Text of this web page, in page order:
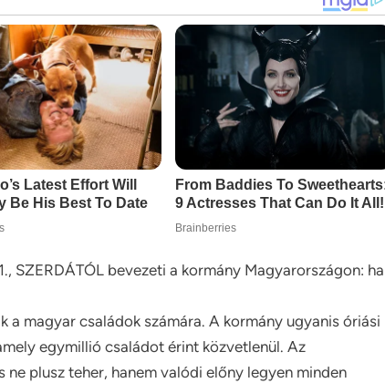
SZERDÁTÓL bevezeti a kormány Magyarországon: ha
magyar családok számára. A kormány ugyanis óriási
egymillió családot érint közvetlenül. Az
plusz teher, hanem valódi előny legyen minden